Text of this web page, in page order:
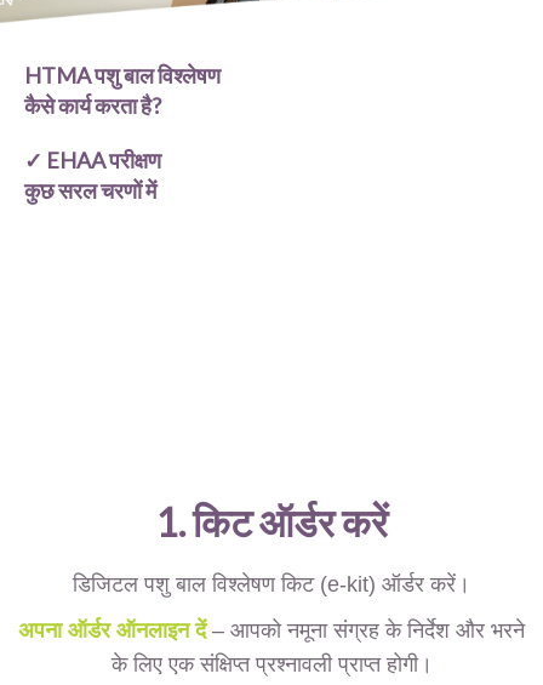
HTMA पशु बाल विश्लेषण
कैसे कार्य करता है?
✓ EHAA परीक्षण
कुछ सरल चरणों में
1. किट ऑर्डर करें
डिजिटल पशु बाल विश्लेषण किट (e-kit) ऑर्डर करें।
अपना ऑर्डर ऑनलाइन दें– आपको नमूना संग्रह के निर्देश और भरने
के लिए एक संक्षिप्त प्रश्नावली प्राप्त होगी।